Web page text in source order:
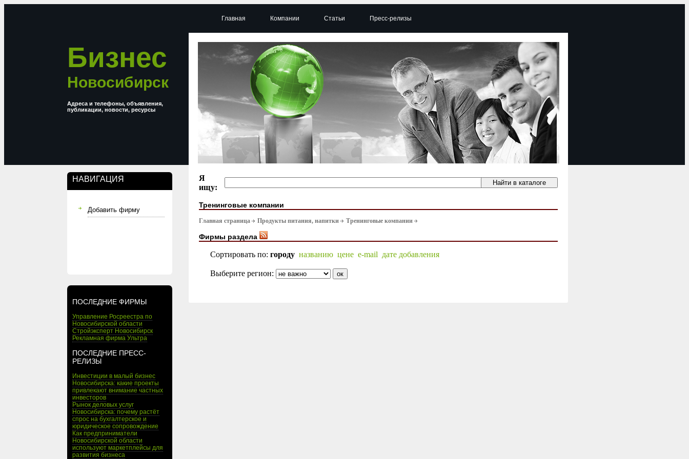
Бизнес
Новосибирск
Адреса и телефоны, объявления,
публикации, новости, ресурсы
НАВИГАЦИЯ
Добавить фирму
ПОСЛЕДНИЕ ФИРМЫ
Управление Росреестра по
Новосибирской области
Стройэксперт Новосибирск
Рекламная фирма Ультра
ПОСЛЕДНИЕ ПРЕСС-
РЕЛИЗЫ
Инвестиции в малый бизнес
Новосибирска: какие проекты
привлекают внимание частных
инвесторов
Рынок деловых услуг
Новосибирска: почему растёт
спрос на бухгалтерское и
юридическое сопровождение
Как предприниматели
Новосибирской области
используют маркетплейсы для
развития бизнеса
Главная Компании Статьи Пресс-релизы
Я
ищу:
Тренинговые компании
Главная страница Продукты питания, напитки Тренинговые компании
Фирмы раздела
Сортировать по: городу названию цене e-mail дате добавления
Выберите регион: